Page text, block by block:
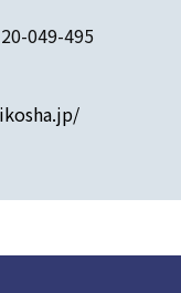
049-495